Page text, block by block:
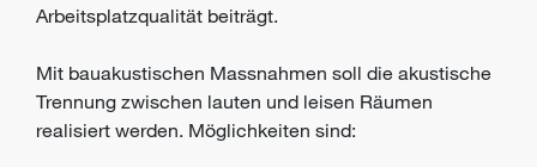
Arbeitsplatzqualität beiträgt.
Mit bauakustischen Massnahmen soll die akustische
Trennung zwischen lauten und leisen Räumen
realisiert werden. Möglichkeiten sind: